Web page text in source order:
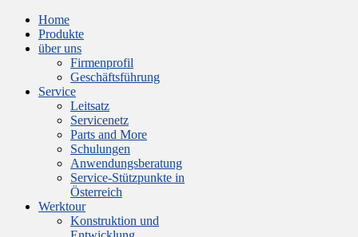
Home
Produkte
über uns
Firmenprofil
Geschäftsführung
Service
Leitsatz
Servicenetz
Parts and More
Schulungen
Anwendungsberatung
Service-Stützpunkte in
Österreich
Werktour
Konstruktion und